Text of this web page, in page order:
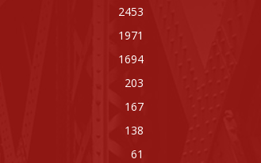
2453
1971
1694
203
167
138
61